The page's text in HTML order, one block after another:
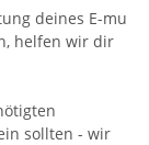
deines E-mu
helfen wir dir
sollten - wir